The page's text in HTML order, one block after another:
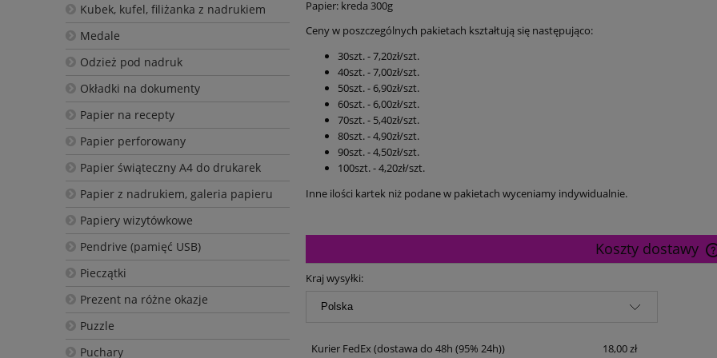
Kubek, kufel, filiżanka z nadrukiem
Medale
Odzież pod nadruk
Okładki na dokumenty
Papier na recepty
Papier perforowany
Papier świąteczny A4 do drukarek
Papier z nadrukiem, galeria papieru
Papiery wizytówkowe
Pendrive (pamięć USB)
Pieczątki
Prezent na różne okazje
Puzzle
Puchary
Papier: kreda 300g
Ceny w poszczególnych pakietach kształtują się następująco:
30szt. - 7,20zł/szt.
40szt. - 7,00zł/szt.
50szt. - 6,90zł/szt.
60szt. - 6,00zł/szt.
70szt. - 5,40zł/szt.
80szt. - 4,90zł/szt.
90szt. - 4,50zł/szt.
100szt. - 4,20zł/szt.
Inne ilości kartek niż podane w pakietach wyceniamy indywidualnie.
Koszty dostawy
Kraj wysyłki:
Kurier FedEx(dostawa do 48h (95% 24h)) 18,00 zł